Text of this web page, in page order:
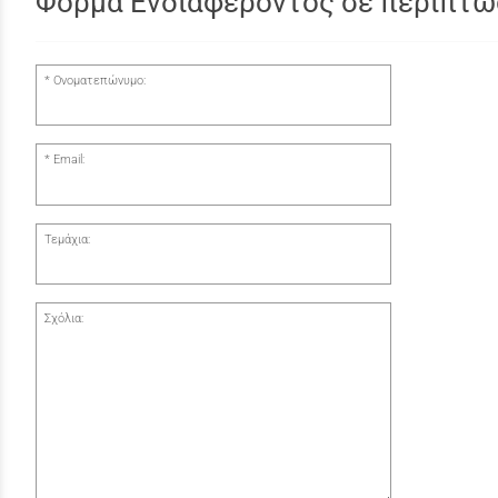
Ονοματεπώνυμο:
Email:
Τεμάχια:
Σχόλια: